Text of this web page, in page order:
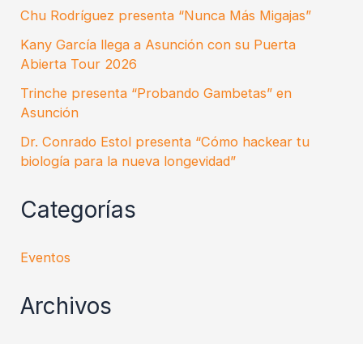
Chu Rodríguez presenta “Nunca Más Migajas”
Kany García llega a Asunción con su Puerta
Abierta Tour 2026
Trinche presenta “Probando Gambetas” en
Asunción
Dr. Conrado Estol presenta “Cómo hackear tu
biología para la nueva longevidad”
Categorías
Eventos
Archivos